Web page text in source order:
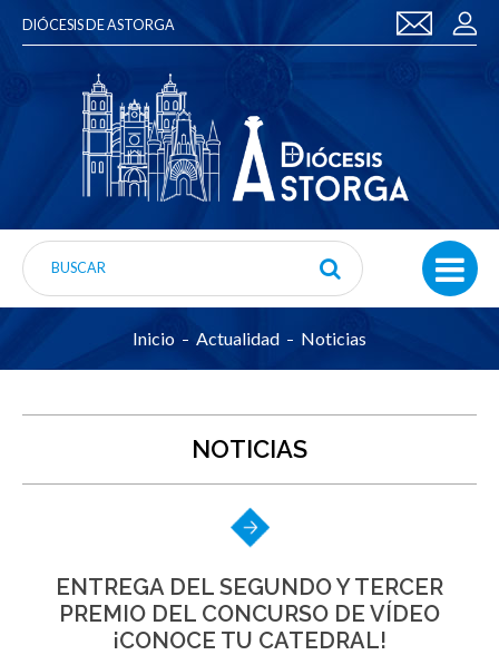
DIÓCESIS DE ASTORGA
Inicio Actualidad Noticias
NOTICIAS
ENTREGA DEL SEGUNDO Y TERCER
PREMIO DEL CONCURSO DE VÍDEO
¡CONOCE TU CATEDRAL!